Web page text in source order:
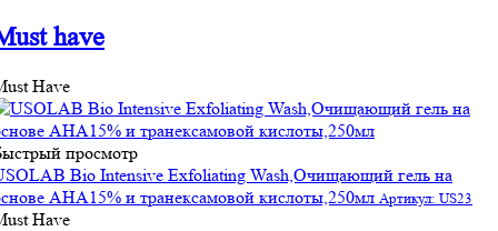
have
Have
просмотр
Bio Intensive Exfoliating Wash,Очищающий гель на
АНА15% и транексамовой кислоты,250мл Артикул: US23
Have